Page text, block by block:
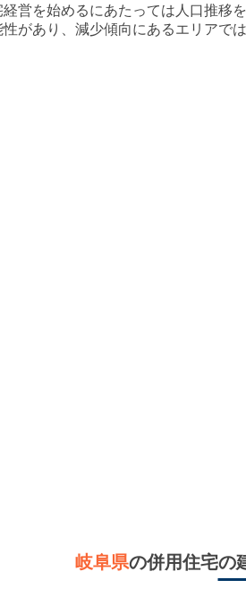
営を始めるにあたっては人口推移
があり、減少傾向にあるエリアで
岐阜県の併用住宅の